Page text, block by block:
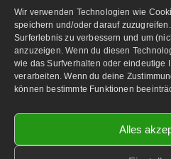
Wir verwenden Technologien wie
speichern und/oder darauf
Surferlebnis zu verbessern und um
anzuzeigen. Wenn du diesen
wie das Surfverhalten oder eindeutige
verarbeiten. Wenn du deine
können bestimmte Funktionen
Alles